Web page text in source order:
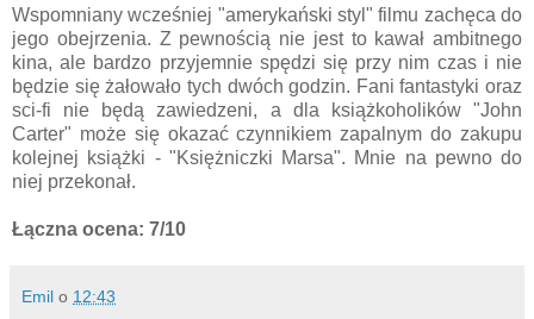
Wspomniany wcześniej "amerykański styl" filmu zachęca do
jego obejrzenia. Z pewnością nie jest to kawał ambitnego
kina, ale bardzo przyjemnie spędzi się przy nim czas i nie
będzie się żałowało tych dwóch godzin. Fani fantastyki oraz
sci-fi nie będą zawiedzeni, a dla książkoholików "John
Carter" może się okazać czynnikiem zapalnym do zakupu
kolejnej książki - "Księżniczki Marsa". Mnie na pewno do
niej przekonał.
Łączna ocena: 7/10
Emil o 12:43